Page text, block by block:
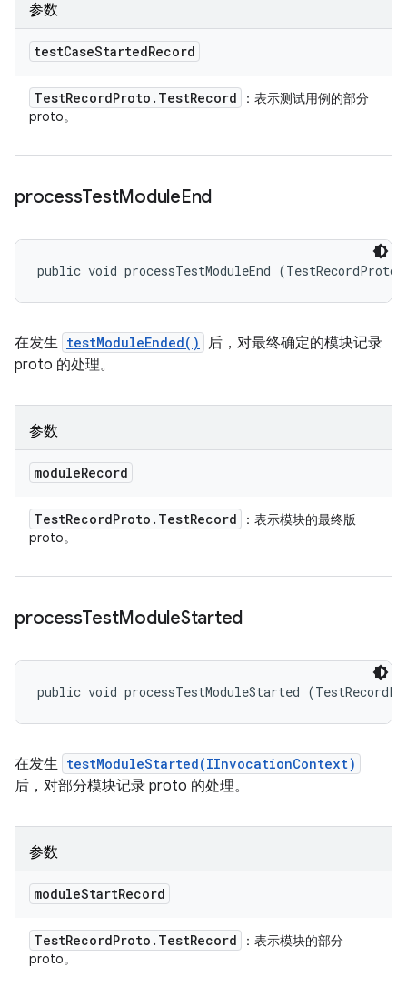
参数
testCaseStartedRecord
TestRecordProto . TestRecord
：表示测试用例的部分
proto。
processTestModuleEnd
public void processTestModuleEnd
在发生 testModuleEnded()
后，对最终确定的模块记录
proto 的处理。
参数
moduleRecord
TestRecordProto . TestRecord
：表示模块的最终版
proto。
processTestModuleStarted
public void processTestModuleStarted
在发生 testModuleStarted(IInvocationContext)
后，对部分模块记录 proto 的处理。
参数
moduleStartRecord
TestRecordProto . TestRecord
：表示模块的部分
proto。